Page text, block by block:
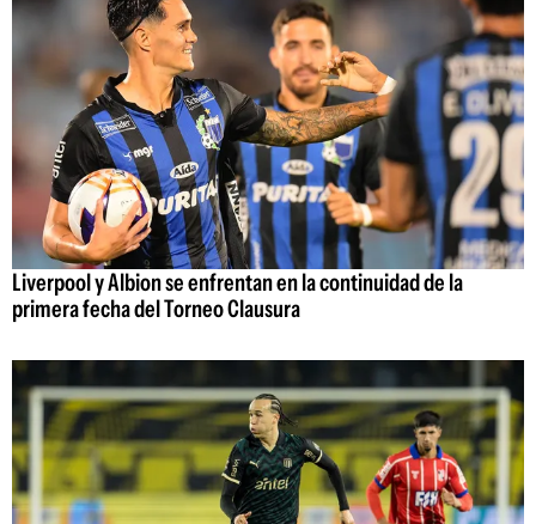
Liverpool y Albion se enfrentan en la continuidad de la
primera fecha del Torneo Clausura